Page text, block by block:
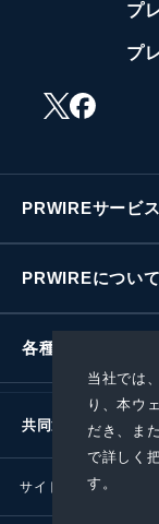
当社では
り、本ウ
だき、ま
で詳しく
す。
プ
プ
PRWIREサービス
PRWIREについて
各種お問い合わせ
共同通信社グループ
サイトポリシー